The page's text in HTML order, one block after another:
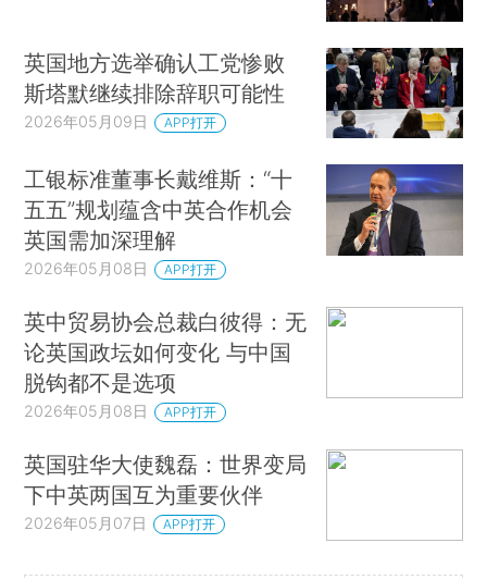
英国地方选举确认工党惨败
斯塔默继续排除辞职可能性
2026年05月09日 APP打开
工银标准董事长戴维斯：“十
五五”规划蕴含中英合作机会
英国需加深理解
2026年05月08日 APP打开
英中贸易协会总裁白彼得：无
论英国政坛如何变化 与中国
脱钩都不是选项
2026年05月08日 APP打开
英国驻华大使魏磊：世界变局
下中英两国互为重要伙伴
2026年05月07日 APP打开